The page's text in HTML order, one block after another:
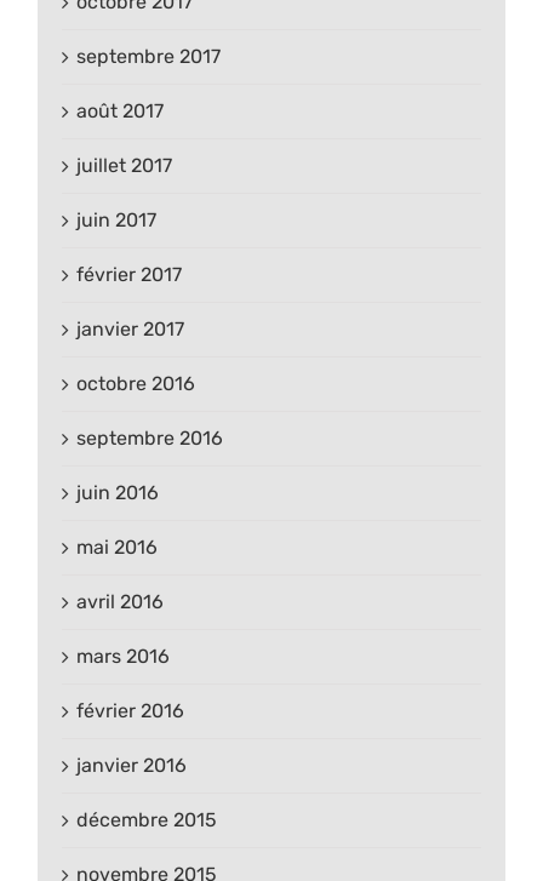
septembre 2017
août 2017
juillet 2017
juin 2017
février 2017
janvier 2017
octobre 2016
septembre 2016
juin 2016
mai 2016
avril 2016
mars 2016
février 2016
janvier 2016
décembre 2015
novembre 2015